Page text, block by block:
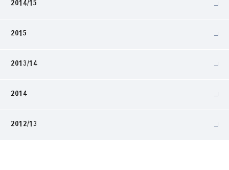
2014/15
2015
2013/14
2014
2012/13